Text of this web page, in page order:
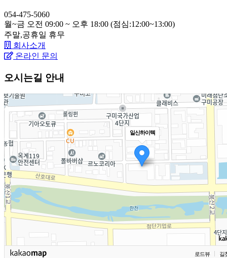
054-475-5060
월~금 오전 09:00 ~ 오후 18:00 (점심:12:00~13:00)
주말,공휴일 휴무
회사소개
온라인 문의
오시는길 안내
일신하이텍
로드뷰 길